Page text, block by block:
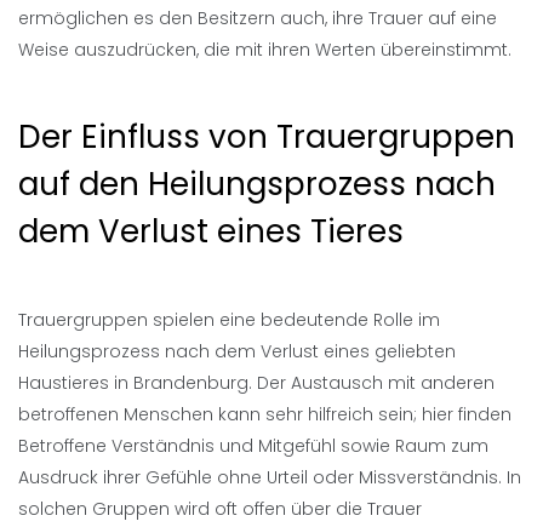
ermöglichen es den Besitzern auch, ihre Trauer auf eine
Weise auszudrücken, die mit ihren Werten übereinstimmt.
Der Einfluss von Trauergruppen
auf den Heilungsprozess nach
dem Verlust eines Tieres
Trauergruppen spielen eine bedeutende Rolle im
Heilungsprozess nach dem Verlust eines geliebten
Haustieres in Brandenburg. Der Austausch mit anderen
betroffenen Menschen kann sehr hilfreich sein; hier finden
Betroffene Verständnis und Mitgefühl sowie Raum zum
Ausdruck ihrer Gefühle ohne Urteil oder Missverständnis. In
solchen Gruppen wird oft offen über die Trauer